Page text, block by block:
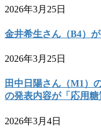
2026年3月25日
金井希生さん（B4）
2026年3月25日
田中日陽さん（M1）
の発表内容が「応用
2026年3月4日